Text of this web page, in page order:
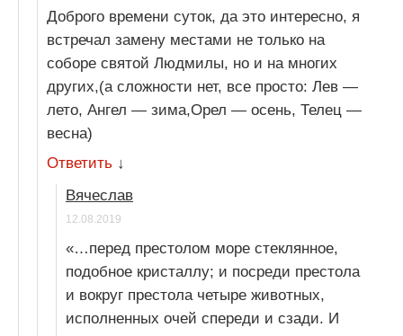
Доброго времени суток, да это интересно, я
встречал замену местами не только на
соборе святой Людмилы, но и на многих
других,(а сложности нет, все просто: Лев —
лето, Ангел — зима,Орел — осень, Телец —
весна)
Ответить ↓
Вячеслав
12.08.2019
«…перед престолом море стеклянное,
подобное кристаллу; и посреди престола
и вокруг престола четыре животных,
исполненных очей спереди и сзади. И